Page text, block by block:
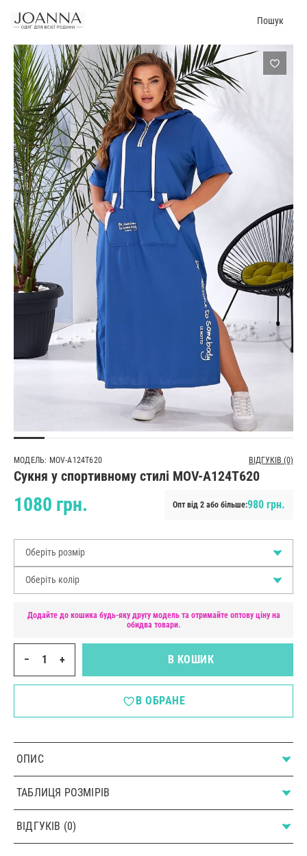
Пошук
МОДЕЛЬ: MOV-A124T620 ВІДГУКІВ (0)
Сукня у спортивному стилі MOV-A124T620
1080 грн. Опт від 2 або більше:980 грн.
Оберіть розмір
Оберіть колір
Додайте до кошика будь-яку другу модель та отримайте оптову ціну на
обидва товари.
− + В КОШИК
В ОБРАНЕ
ОПИС
ТАБЛИЦЯ РОЗМІРІВ
ВІДГУКІВ (0)